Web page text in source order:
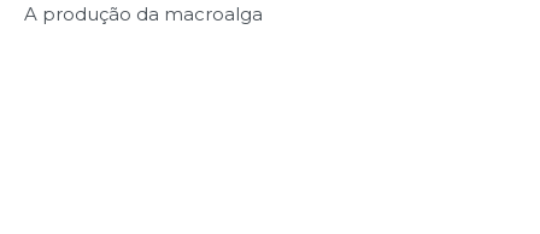
A produção da macroalga